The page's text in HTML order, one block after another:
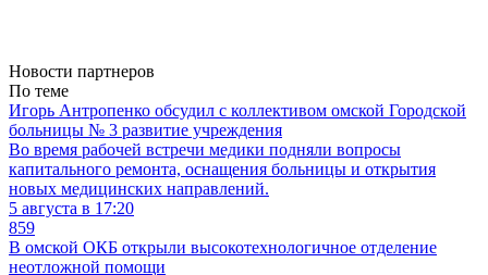
Новости партнеров
По теме
Игорь Антропенко обсудил с коллективом омской Городской
больницы № 3 развитие учреждения
Во время рабочей встречи медики подняли вопросы
капитального ремонта, оснащения больницы и открытия
новых медицинских направлений.
5 августа в 17:20
859
В омской ОКБ открыли высокотехнологичное отделение
неотложной помощи